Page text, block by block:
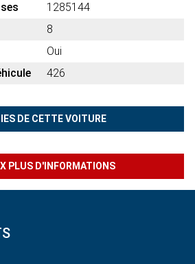
1285144
8
Oui
426
DE CETTE VOITURE
PLUS D'INFORMATIONS